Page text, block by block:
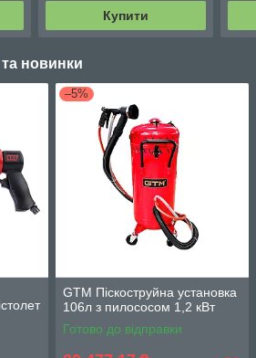
Купити
та новинки
–5%
GTM Піскоструйна установка
106л з пилососом 1,2 кВт
Готово до відправки